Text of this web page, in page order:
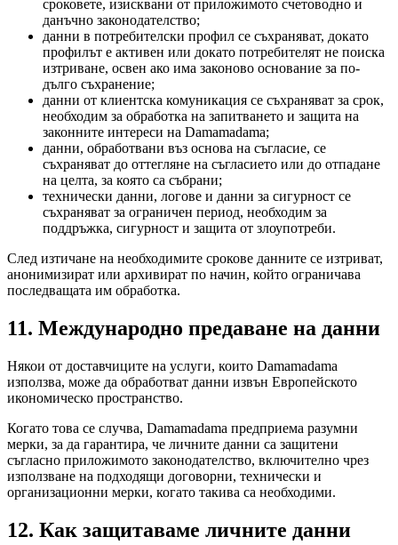
сроковете, изисквани от приложимото счетоводно и
данъчно законодателство;
данни в потребителски профил се съхраняват, докато
профилът е активен или докато потребителят не поиска
изтриване, освен ако има законово основание за по-
дълго съхранение;
данни от клиентска комуникация се съхраняват за срок,
необходим за обработка на запитването и защита на
законните интереси на Damamadama;
данни, обработвани въз основа на съгласие, се
съхраняват до оттегляне на съгласието или до отпадане
на целта, за която са събрани;
технически данни, логове и данни за сигурност се
съхраняват за ограничен период, необходим за
поддръжка, сигурност и защита от злоупотреби.
След изтичане на необходимите срокове данните се изтриват,
анонимизират или архивират по начин, който ограничава
последващата им обработка.
11. Международно предаване на данни
Някои от доставчиците на услуги, които Damamadama
използва, може да обработват данни извън Европейското
икономическо пространство.
Когато това се случва, Damamadama предприема разумни
мерки, за да гарантира, че личните данни са защитени
съгласно приложимото законодателство, включително чрез
използване на подходящи договорни, технически и
организационни мерки, когато такива са необходими.
12. Как защитаваме личните данни